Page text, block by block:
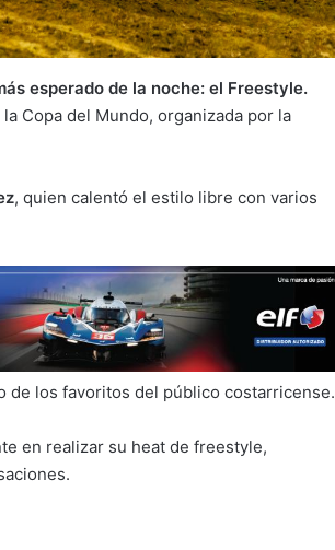
esperado de la noche: el Freestyle.
Copa del Mundo, organizada por la
, quien calentó el estilo libre con varios
de los favoritos del público costarricense.
en realizar su heat de freestyle,